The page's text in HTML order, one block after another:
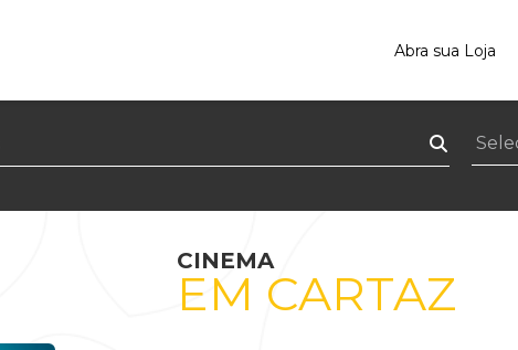
Abra sua Loja
CINEMA
EM CARTAZ